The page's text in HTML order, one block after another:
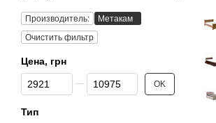
Производитель:
Метакам
Очистить фильтр
Цена, грн
От Цена, грн
До Цена, грн OK
Тип